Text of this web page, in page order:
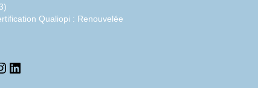
Qualiopi : Renouvelée
LinkedIn